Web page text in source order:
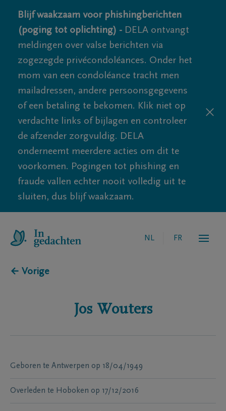
Blijf waakzaam voor phishingberichten
(poging tot oplichting) - DELA ontvangt
meldingen over valse berichten via
zogezegde privécondoléances. Onder het
mom van een condoléance tracht men
mailadressen, andere persoonsgegevens
of een betaling te bekomen. Klik niet op
verdachte links of bijlagen en controleer
de afzender zorgvuldig. DELA
onderneemt meerdere acties om dit te
voorkomen. Pogingen tot phishing en
fraude vallen echter nooit volledig uit te
sluiten, dus blijf waakzaam.
NL FR
← Vorige
Jos Wouters
Geboren te Antwerpen op 18/04/1949
Overleden te Hoboken op 17/12/2016